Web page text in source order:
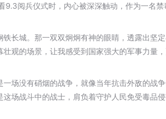
阅兵仪式时，内心被深深触动，作为一名禁
长城。那一双双炯炯有神的眼睛，透露出坚
观的场景，让我感受到国家强大的军事力量
场没有硝烟的战争，就像当年抗击外敌的战
场战斗中的战士，肩负着守护人民免受毒品侵